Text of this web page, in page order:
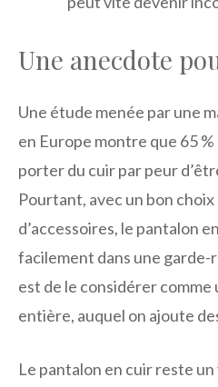
Une anecdote
Une étude menée par une
en Europe montre que 65
porter du cuir par peur
Pourtant, avec un bon
d’accessoires, le pantalon
facilement dans une garde-
est de le considérer comme
entière, auquel on ajoute
Le pantalon en cuir reste